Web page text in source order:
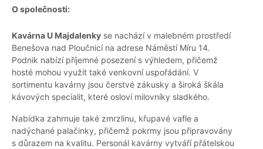
O společnosti:
Kavárna U Majdalenky se nachází v malebném prostředí
Benešova nad Ploučnicí na adrese Náměstí Míru 14.
Podnik nabízí příjemné posezení s výhledem, přičemž
hosté mohou využít také venkovní uspořádání. V
sortimentu kavárny jsou čerstvé zákusky a široká škála
kávových specialit, které osloví milovníky sladkého.
Nabídka zahrnuje také zmrzlinu, křupavé vafle a
nadýchané palačinky, přičemž pokrmy jsou připravovány
s důrazem na kvalitu. Personál kavárny vytváří přátelskou